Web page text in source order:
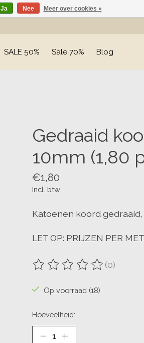
SALE 50% Sale 70% Blog
Gedraaid
10mm (1,80
€1,80
Incl. btw
Katoenen koord gedraaid,
LET OP: PRIJZEN PER
De beoordeling van dit
(0)
Op voorraad (18)
Hoeveelheid:
Ja Nee Meer over cookies »